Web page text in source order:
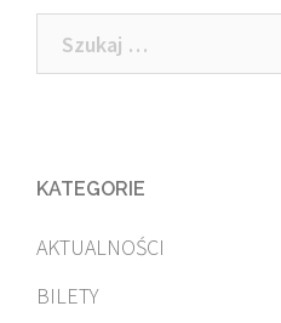
Szukaj:
KATEGORIE
AKTUALNOŚCI
BILETY